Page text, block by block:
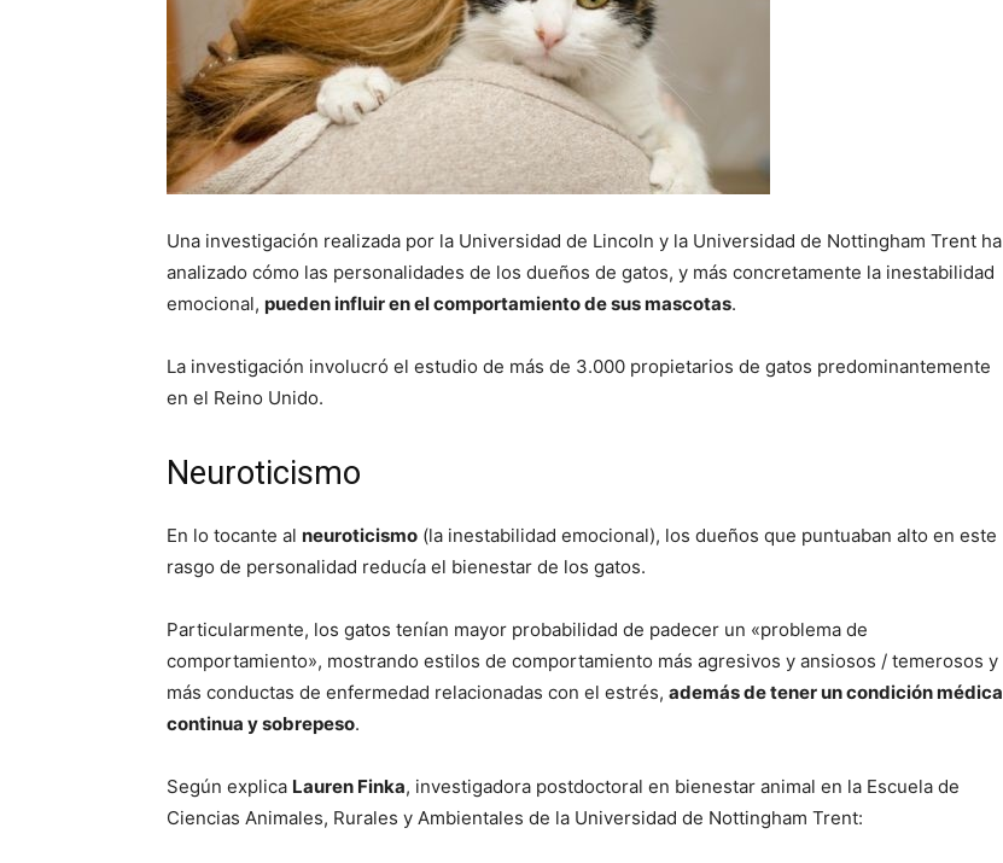
Una investigación realizada por la Universidad de Lincoln y la Universidad de Nottingham Trent ha
analizado cómo las personalidades de los dueños de gatos, y más concretamente la inestabilidad
emocional, pueden influir en el comportamiento de sus mascotas.
La investigación involucró el estudio de más de 3.000 propietarios de gatos predominantemente
en el Reino Unido.
Neuroticismo
En lo tocante al neuroticismo (la inestabilidad emocional), los dueños que puntuaban alto en este
rasgo de personalidad reducía el bienestar de los gatos.
Particularmente, los gatos tenían mayor probabilidad de padecer un «problema de
comportamiento», mostrando estilos de comportamiento más agresivos y ansiosos / temerosos y
más conductas de enfermedad relacionadas con el estrés, además de tener un condición médica
continua y sobrepeso.
Según explica Lauren Finka, investigadora postdoctoral en bienestar animal en la Escuela de
Ciencias Animales, Rurales y Ambientales de la Universidad de Nottingham Trent: